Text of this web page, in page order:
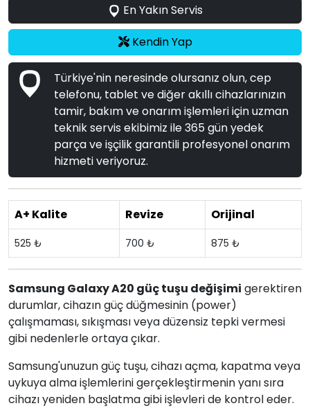
En Yakın Servis
Kendin Yap
Türkiye'nin neresinde olursanız olun, cep
telefonu, tablet ve diğer akıllı cihazlarınızın
tamir, bakım ve onarım işlemleri için uzman
teknik servis ekibimiz ile 365 gün yedek
parça ve işçilik garantili profesyonel onarım
hizmeti veriyoruz.
A+ Kalite Revize Orijinal
525 ₺ 700 ₺ 875 ₺
Samsung Galaxy A20 güç tuşu değişimi gerektiren
durumlar, cihazın güç düğmesinin (power)
çalışmaması, sıkışması veya düzensiz tepki vermesi
gibi nedenlerle ortaya çıkar.
Samsung'unuzun güç tuşu, cihazı açma, kapatma veya
uykuya alma işlemlerini gerçekleştirmenin yanı sıra
cihazı yeniden başlatma gibi işlevleri de kontrol eder.